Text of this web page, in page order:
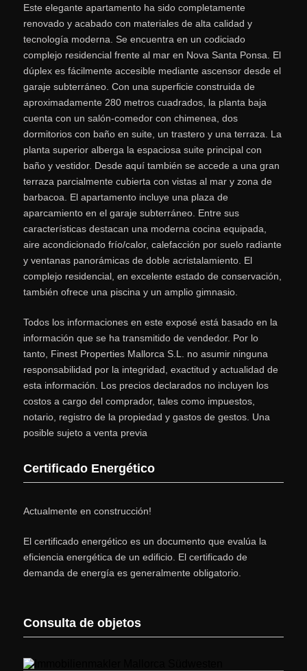
Este elegante apartamento ha sido completamente
renovado y acabado con materiales de alta calidad y
tecnología moderna. Se encuentra en un codiciado
complejo residencial frente al mar en Nova Santa Ponsa. El
dúplex es fácilmente accesible mediante ascensor desde el
garaje subterráneo. Con una superficie construida de
aproximadamente 280 metros cuadrados, la planta baja
cuenta con un salón-comedor con chimenea, dos
dormitorios con baño en suite, un trastero y una terraza. La
planta superior alberga la espaciosa suite principal con
baño y vestidor. Desde aquí también se accede a una gran
terraza parcialmente cubierta con vistas al mar y zona de
barbacoa. El apartamento incluye una plaza de
aparcamiento en el garaje subterráneo. Entre sus
características destacan una moderna cocina equipada,
aire acondicionado frío/calor, calefacción por suelo radiante
y ventanas panorámicas de doble acristalamiento. El
complejo residencial, en excelente estado de conservación,
también ofrece una piscina y un amplio gimnasio.
Todos los informaciones en este exposé está basado en la
información que se ha transmitido de vendedor. Por lo
tanto, Finest Properties Mallorca S.L. no asumir ninguna
responsabilidad por la integridad, exactitud y actualidad de
esta información. Los precios declarados no incluyen los
costos a cargo del comprador, tales como impuestos,
notario, registro de la propiedad y gastos de gestos. Una
posible sujeto a venta previa
Certificado Energético
Actualmente en construcción!
El certificado energético es un documento que evalúa la
eficiencia energética de un edificio. El certificado de
demanda de energía es generalmente obligatorio.
Consulta de objetos